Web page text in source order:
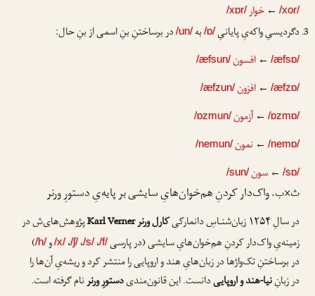
/xor/
←خوار/xɒr/
دگردیسیِ واکه‌یِ پایانیِ/ɒ/به/un/در برساختنِ بنِ اسمی از بنِ حال:
/æfsɒ/
←افسون/æfsun/
/æfzɒ/
←افزون/æfzun/
/ɒzmɒ/
←آزمون/ɒzmun/
/nemɒ/
← نمون/nemun/
/sɒ/
←سون/sun/
ث×ب. واک‌دار کردنِ هم‌خوان‌هایِ سایشی بر پایه‌یِ دستورِ ورنر
در سالِ ۱۲۵۴ زبان‌شنـاسِ دانمارکی کارل ورنرKarl Vernerپژوهش‌های‌ش در
زمینه‌یِ واک‌دار کردنِ هم‌خوان‌هایِ سایشی (در پارسی/f/،/s/،/ʃ/،/x/و/h/
)
در برساختنِ تک‌واژها در زبان‌هایِ هند و اروپایی را منتشر کرد و ریشه‌یِ آن‌ها را
در زبانِنیا-هند و اروپاییدانست. این قانون‌مندیدستورِ ورنرنام گرفته است.